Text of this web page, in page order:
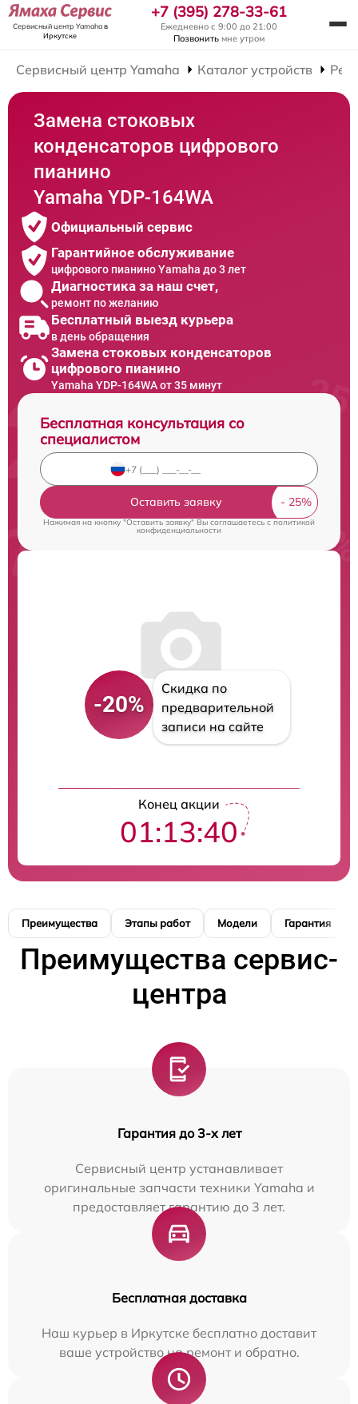
Сервисный центр Yamahaв
Иркутске
+7 (395) 278-33-61
Ежедневно с 9:00 до 21:00
Позвонить мне утром
Сервисный центр Yamaha Каталог устройств
Замена стоковых
конденсаторов цифрового
пианино
Yamaha YDP-164WA
Официальный сервис
Гарантийное обслуживание
цифрового пианино Yamaha до 3 лет
Диагностика за наш счет,
ремонт по желанию
Бесплатный выезд курьера
в день обращения
Замена стоковых конденсаторов
цифрового пианино
Yamaha YDP-164WA от 35 минут
Бесплатная консультация со
специалистом
Оставить заявку
Нажимая на кнопку "Оставить заявку" Вы соглашаетесь cполитикой
конфиденциальности
-20%
Скидка по
предварительной
записи на сайте
Конец акции
01:13:39
Преимущества Этапы работ Модели Гарантия
Преимущества сервис-
центра
Гарантия до 3-х лет
Сервисный центр устанавливает
оригинальные запчасти техники Yamaha и
предоставляет гарантию до 3 лет.
Бесплатная доставка
Наш курьер в Иркутске бесплатно доставит
ваше устройство на ремонт и обратно.